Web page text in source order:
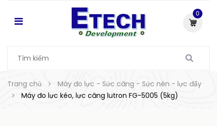
0
Trang chủ
Máy đo lực - Sức căng - Sức nén - lực đẩy
Máy đo lực kéo, lực căng lutron FG-5005 (5kg)